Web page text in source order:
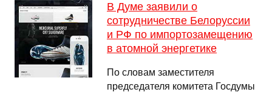
В Думе заявили о
сотрудничестве Белоруссии
и РФ по импортозамещению
в атомной энергетике
По словам заместителя
председателя комитета Госдумы